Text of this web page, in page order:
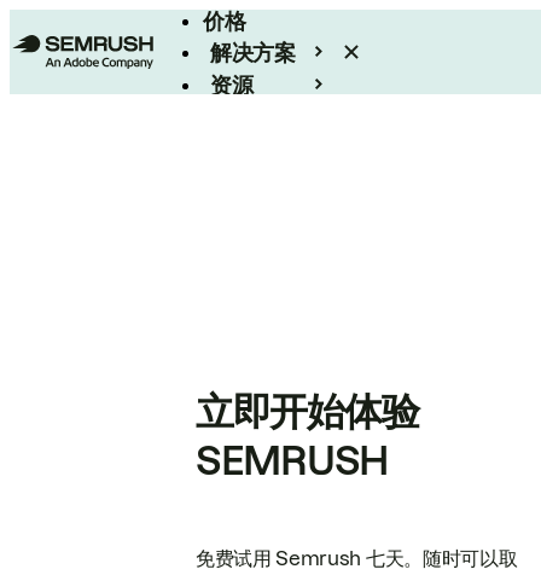
价格
解决方案
资源
立即开始体验
SEMRUSH
免费试用 Semrush 七天。随时可以取